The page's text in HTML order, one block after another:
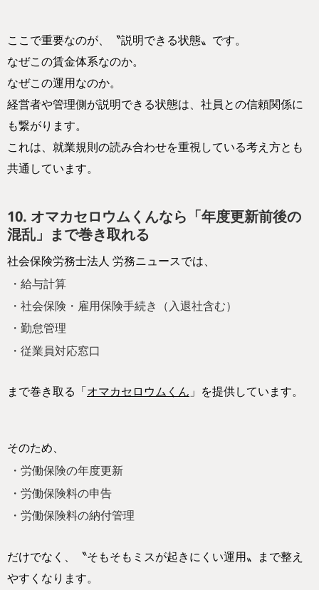
ここで重要なのが、〝説明できる状態〟です。
なぜこの賃金体系なのか。
なぜこの運用なのか。
経営者や管理側が説明できる状態は、社員との信頼関係に
も繋がります。
これは、就業規則の読み合わせを重視している考え方とも
共通しています。
10. オマカセロウムくんなら「年度更新前後の
混乱」まで巻き取れる
社会保険労務士法人 労務ニュースでは、
・給与計算
・社会保険・雇用保険手続き（入退社含む）
・勤怠管理
・従業員対応窓口
まで巻き取る「オマカセロウムくん」を提供しています。
そのため、
・労働保険の年度更新
・労働保険料の申告
・労働保険料の納付管理
だけでなく、〝そもそもミスが起きにくい運用〟まで整え
やすくなります。